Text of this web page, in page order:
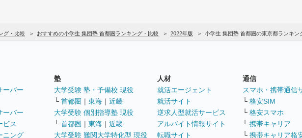
グ・比較 おすすめの小学生 集団塾 首都圏ランキング・比較 2022年版 小学生 集団塾 首都圏の東京都ランキン
ーバー
ーバー
ビス
ニング
塾
大学受験 塾・予備校 現役
└ 首都圏 ｜ 東海 ｜ 近畿
大学受験 個別指導塾 現役
└ 首都圏 ｜ 東海 ｜ 近畿
大学受験 難関大学特化型 現役
人材
就活エージェント
就活サイト
逆求人型就活サービス
アルバイト情報サイト
転職サイト
通信
スマホ・携帯通信
└ 格安SIM
└ 格安スマホ
└ 携帯キャリア
└ 携帯キャリア格